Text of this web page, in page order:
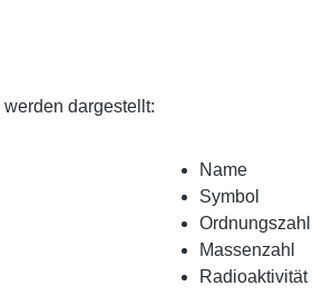
dargestellt:
Name
Symbol
Ordnungszahl
Massenzahl
Radioaktivität